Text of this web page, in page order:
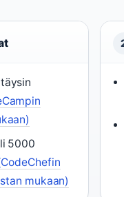
5000
mukaan)